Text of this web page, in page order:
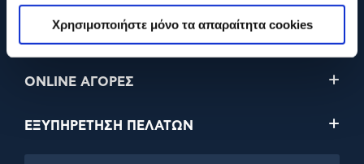
Χρησιμοποιήστε μόνο τα απαραίτητα cookies
ONLINE ΑΓΟΡΕΣ
ΕΞΥΠΗΡΕΤΗΣΗ ΠΕΛΑΤΩΝ